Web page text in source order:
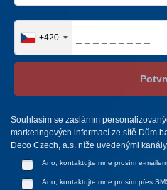
+420
Souhlasím se zasláním
marketingových informací ze sítě Dům
Deco Czech, a.s. níže uvedenými
Ano, kontaktujte mne prosím e-mailem
Ano, kontaktujte mne prosím přes